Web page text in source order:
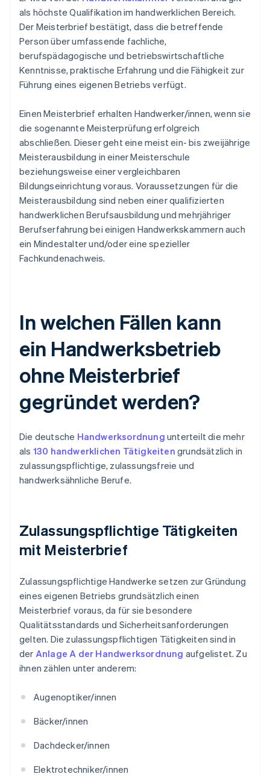
als höchste Qualifikation im handwerklichen Bereich.
Der Meisterbrief bestätigt, dass die betreffende
Person über umfassende fachliche,
berufspädagogische und betriebswirtschaftliche
Kenntnisse, praktische Erfahrung und die Fähigkeit zur
Führung eines eigenen Betriebs verfügt.
Einen Meisterbrief erhalten Handwerker/innen, wenn sie
die sogenannte Meisterprüfung erfolgreich
abschließen. Dieser geht eine meist ein- bis zweijährige
Meisterausbildung in einer Meisterschule
beziehungsweise einer vergleichbaren
Bildungseinrichtung voraus. Voraussetzungen für die
Meisterausbildung sind neben einer qualifizierten
handwerklichen Berufsausbildung und mehrjähriger
Berufserfahrung bei einigen Handwerkskammern auch
ein Mindestalter und/oder eine spezieller
Fachkundenachweis.
In welchen Fällen kann
ein Handwerksbetrieb
ohne Meisterbrief
gegründet werden?
Die deutsche Handwerksordnung unterteilt die mehr
als 130 handwerklichen Tätigkeiten grundsätzlich in
zulassungspflichtige, zulassungsfreie und
handwerksähnliche Berufe.
Zulassungspflichtige Tätigkeiten
mit Meisterbrief
Zulassungspflichtige Handwerke setzen zur Gründung
eines eigenen Betriebs grundsätzlich einen
Meisterbrief voraus, da für sie besondere
Qualitätsstandards und Sicherheitsanforderungen
gelten. Die zulassungspflichtigen Tätigkeiten sind in
der Anlage A der Handwerksordnung aufgelistet. Zu
ihnen zählen unter anderem:
Augenoptiker/innen
Bäcker/innen
Dachdecker/innen
Elektrotechniker/innen